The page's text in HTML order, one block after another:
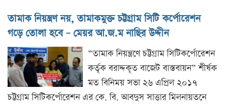
তামাক নিয়ন্ত্রণ নয়, তামাকমুক্ত চট্টগ্রাম সিটি কর্পোরেশন
গড়ে তোলা হবে – মেয়র আ.জ.ম নাছির উদ্দীন
“তামাক নিয়ন্ত্রণে চট্টগ্রাম সিটিকর্পোরেশন
কর্তৃক বরাদ্দকৃত বাজেট বাস্তবায়ন” শীর্ষক
মত বিনিময় সভা ২৬ এপ্রিল ২০১৭
চট্টগ্রাম সিটিকর্পোরেশন এর কে. বি. আবদুস সাত্তার মিলনায়তনে